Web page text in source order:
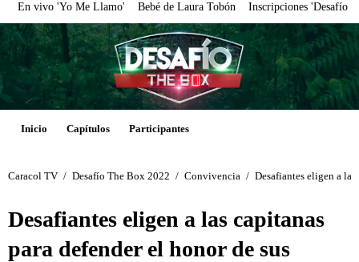
En vivo 'Yo Me Llamo' Bebé de Laura Tobón Inscripciones 'Desafío'
Inicio Capítulos Participantes
Caracol TV / Desafío The Box 2022 / Convivencia / Desafiantes eligen a
Desafiantes eligen a las capitanas
para defender el honor de sus